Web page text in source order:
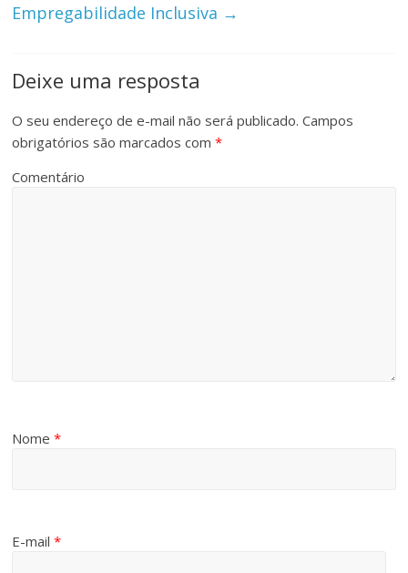
Empregabilidade Inclusiva →
Deixe uma resposta
O seu endereço de e-mail não será publicado. Campos
obrigatórios são marcados com*
Comentário
Nome*
E-mail*